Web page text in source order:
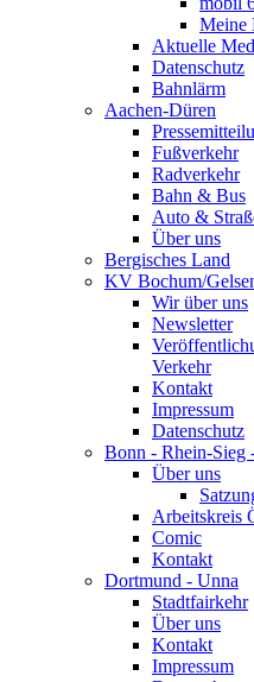
Meine
Aktuelle
Datenschutz
Bahnlärm
Aachen-Düren
Fußverkehr
Radverkehr
Bahn & Bus
Auto &
Über uns
Bergisches Land
KV Bochum/
Wir über uns
Newsletter
Verkehr
Kontakt
Impressum
Datenschutz
Bonn - Rhein-Sieg
Über uns
Arbeitskreis
Comic
Kontakt
Dortmund - Unna
Stadtfairkehr
Über uns
Kontakt
Impressum